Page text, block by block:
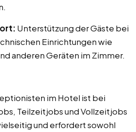
Unterstützung der Gäste bei
Einrichtungen wie
anderen Geräten im Zimmer.
im Hotel ist bei
Teilzeitjobs und Vollzeitjobs
und erfordert sowohl